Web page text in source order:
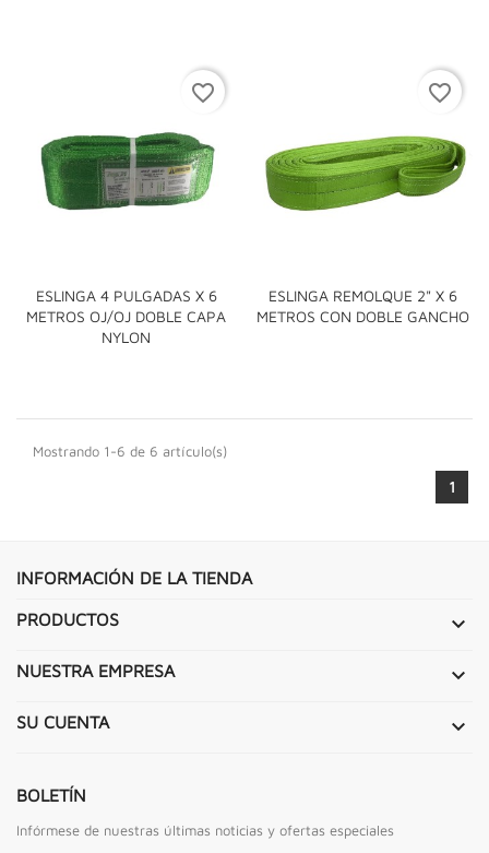
ESLINGA 4 PULGADAS X 6
METROS OJ/OJ DOBLE CAPA
NYLON
favorite_border
ESLINGA REMOLQUE 2" X 6
METROS CON DOBLE GANCHO
favorite_border
Mostrando 1-6 de 6 artículo(s)
1
INFORMACIÓN DE LA TIENDA
PRODUCTOS 
NUESTRA EMPRESA 
SU CUENTA 
BOLETÍN
Infórmese de nuestras últimas noticias y ofertas especiales